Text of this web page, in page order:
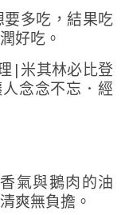
多吃，結果吃
好吃。
氣與鵝肉的油
爽無負擔。